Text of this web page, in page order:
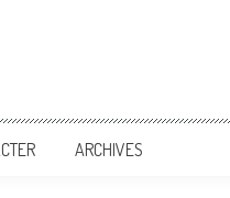
ARCHIVES